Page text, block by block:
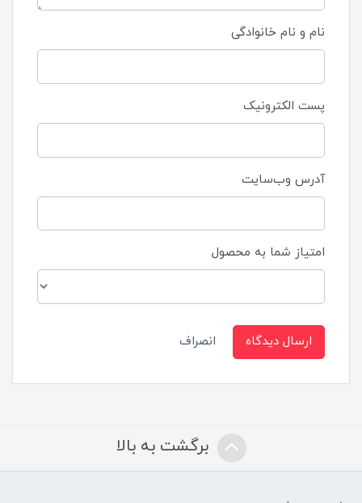
نام و نام خانوادگی
پست الکترونیک
آدرس وب‌سایت
امتیاز شما به محصول
ارسال دیدگاه انصراف
برگشت به بالا